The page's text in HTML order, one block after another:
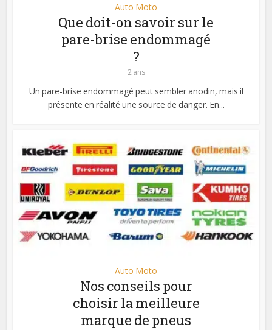
Auto Moto
Que doit-on savoir sur le
pare-brise endommagé
?
2 ans
Un pare-brise endommagé peut sembler anodin, mais il
présente en réalité une source de danger. En...
Auto Moto
Nos conseils pour
choisir la meilleure
marque de pneus